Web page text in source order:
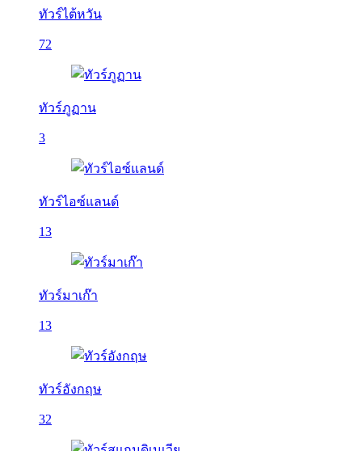
ทัวร์ไต้หวัน
72
ทัวร์ภูฏาน
3
ทัวร์ไอซ์แลนด์
13
ทัวร์มาเก๊า
13
ทัวร์อังกฤษ
32